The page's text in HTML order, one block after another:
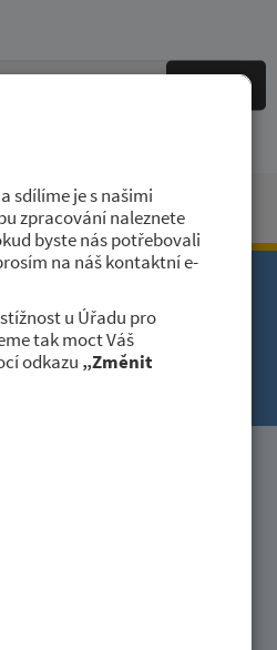
sdílíme je s našimi
zpracování naleznete
byste nás potřebovali
na náš kontaktní e-
u Úřadu pro
tak moct Váš
odkazu „Změnit
Kontakty
NA ROK